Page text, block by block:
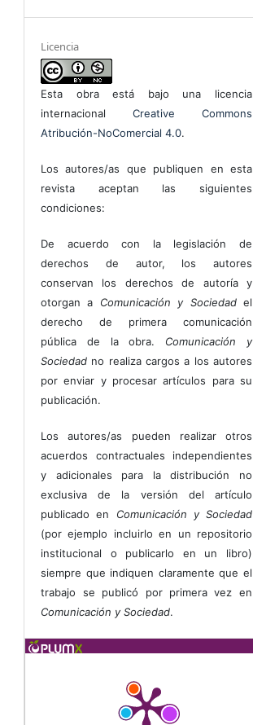
Licencia
Esta obra está bajo una licencia
internacional Creative Commons
Atribución-NoComercial 4.0.
Los autores/as que publiquen en esta
revista aceptan las siguientes
condiciones:
De acuerdo con la legislación de
derechos de autor, los autores
conservan los derechos de autoría y
otorgan a Comunicación y Sociedadel
derecho de primera comunicación
pública de la obra. Comunicación y
Sociedad no realiza cargos a los autores
por enviar y procesar artículos para su
publicación.
Los autores/as pueden realizar otros
acuerdos contractuales independientes
y adicionales para la distribución no
exclusiva de la versión del artículo
publicado en Comunicación y Sociedad
(por ejemplo incluirlo en un repositorio
institucional o publicarlo en un libro)
siempre que indiquen claramente que el
trabajo se publicó por primera vez en
Comunicación y Sociedad.